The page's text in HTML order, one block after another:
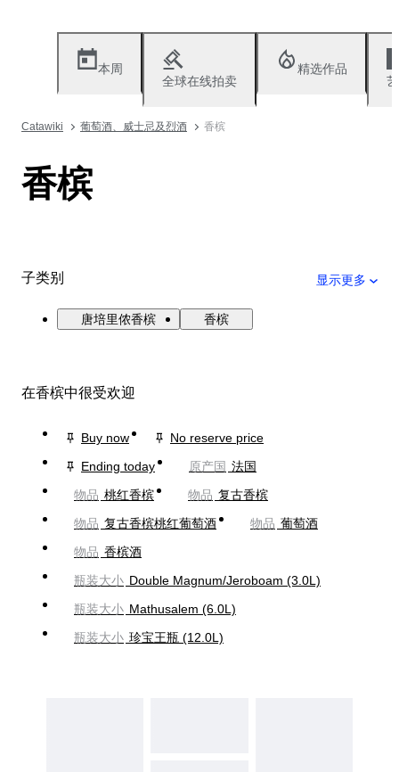
本周
全球在线拍卖
精选作品
Catawiki 葡萄酒、威士忌及烈酒 香槟
香槟
子类别 显示更多
唐培里侬香槟 香槟
在香槟中很受欢迎
Buy now
No reserve price
Ending today
原产国 法国
物品 桃红香槟 物品 复古香槟
物品 复古香槟桃红葡萄酒 物品 葡萄酒
物品 香槟酒
瓶装大小 Double Magnum/Jeroboam (3.0L)
瓶装大小 Mathusalem (6.0L)
瓶装大小 珍宝王瓶 (12.0L)